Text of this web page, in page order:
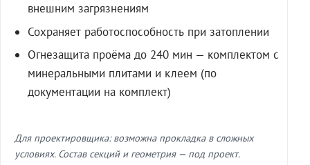
внешним загрязнениям
Сохраняет работоспособность при затоплении
Огнезащита проёма до 240 мин — комплектом с
минеральными плитами и клеем (по
документации на комплект)
Для проектировщика: возможна прокладка в сложных
условиях. Состав секций и геометрия — под проект.